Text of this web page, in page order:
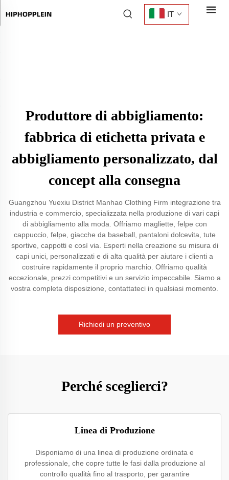
IT
Produttore di abbigliamento:
fabbrica di etichetta privata e
abbigliamento personalizzato, dal
concept alla consegna
Guangzhou Yuexiu District Manhao Clothing Firm integrazione tra
industria e commercio, specializzata nella produzione di vari capi
di abbigliamento alla moda. Offriamo magliette, felpe con
cappuccio, felpe, giacche da baseball, pantaloni dolcevita, tute
sportive, cappotti e così via. Esperti nella creazione su misura di
capi unici, personalizzati e di alta qualità per aiutare i clienti a
costruire rapidamente il proprio marchio. Offriamo qualità
eccezionale, prezzi competitivi e un servizio impeccabile. Siamo a
vostra completa disposizione, contattateci in qualsiasi momento.
Richiedi un preventivo
Perché sceglierci?
Linea di Produzione
Disponiamo di una linea di produzione ordinata e
professionale, che copre tutte le fasi dalla produzione al
controllo qualità fino al trasporto, per garantire